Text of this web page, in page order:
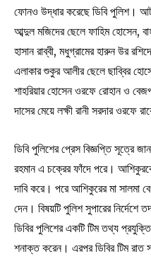
ফোনও উদ্ধার করেছে ডিবি পুলিশ।
আব্দুল মজিদের ছেলে ফাহিম হোসেন,
হাসান রাব্বী, মধুগ্রামের হারুন উর
এলাকার শুকুর আলীর ছেলে ছাব্বির
শাহরিয়ার হোসেন ওরফে রোহান ও
দাসের মেয়ে লক্ষী রানী সরদার ওরফে
ডিবি পুলিশের প্রেস বিজ্ঞপ্তি সূত্রে
রহমান এ চক্রের ফাঁদে পরে।
দাবি করে। পরে আশিকুরের মা সালমা
দেন। বিষয়টি পুলিশ সুপারের নির্দেশে
ডিবির পুলিশের একটি টিম তথ্য
শনাক্ত করেন। এরপর ডিবির টিম রাত